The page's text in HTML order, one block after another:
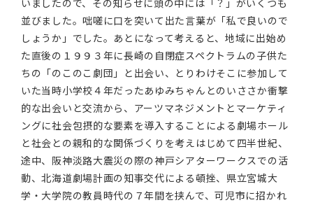
いましたので、その知らせに頭の中には「？」がいくつも
並びました。咄嗟に口を突いて出た言葉が「私で良いので
しょうか」でした。あとになって考えると、地域に出始め
た直後の１９９３年に長崎の自閉症スペクトラムの子供た
ちの「のこのこ劇団」と出会い、とりわけそこに参加して
いた当時小学校４年だったあゆみちゃんとのいささか衝撃
的な出会いと交流から、アーツマネジメントとマーケティ
ングに社会包摂的な要素を導入することによる劇場ホール
と社会との親和的な関係づくりを考えはじめて四半世紀、
途中、阪神淡路大震災の際の神戸シアターワークスでの活
動、北海道劇場計画の知事交代による頓挫、県立宮城大
学・大学院の教員時代の７年間を挟んで、可児市に招かれ